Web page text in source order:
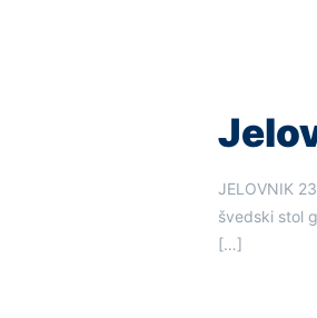
JELOVNIK
švedski stol
[…]